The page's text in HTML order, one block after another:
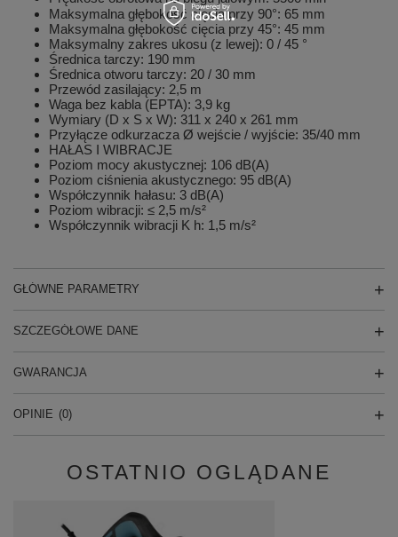
Maksymalna głębokość cięcia przy 90°: 65 mm
Maksymalna głębokość cięcia przy 45°: 45 mm
Maksymalny zakres ukosu (z lewej): 0 / 45 °
Średnica tarczy: 190 mm
Średnica otworu tarczy: 20 / 30 mm
Przewód zasilający: 2,5 m
Waga bez kabla (EPTA): 3,9 kg
Wymiary (D x S x W): 311 x 240 x 261 mm
Przyłącze odkurzacza Ø wejście / wyjście: 35/40 mm
HAŁAS I WIBRACJE
Poziom mocy akustycznej: 106 dB(A)
Poziom ciśnienia akustycznego: 95 dB(A)
Współczynnik hałasu: 3 dB(A)
Poziom wibracji: ≤ 2,5 m/s²
Współczynnik wibracji K h: 1,5 m/s²
GŁÓWNE PARAMETRY
SZCZEGÓŁOWE DANE
GWARANCJA
OPINIE (0)
OSTATNIO OGLĄDANE